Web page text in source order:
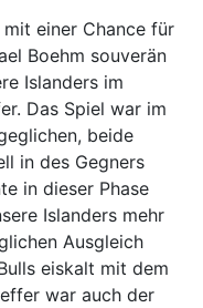
einer Chance für
Boehm souverän
Islanders im
Das Spiel war im
beide
in des Gegners
in dieser Phase
Islanders mehr
Ausgleich
eiskalt mit dem
war auch der